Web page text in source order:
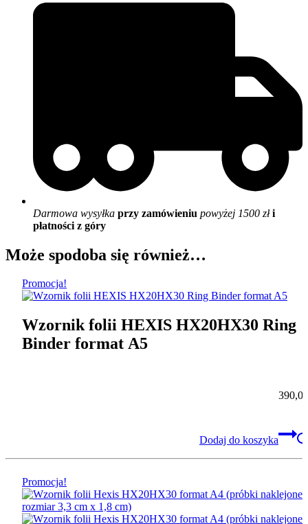
Darmowa wysyłka przy zamówieniu powyżej 1500 złi
płatności z góry
Może spodoba się również…
Promocja!
Wzornik folii HEXIS HX20HX30 Ring
Binder format A5
Dodaj do koszyka
Promocja!